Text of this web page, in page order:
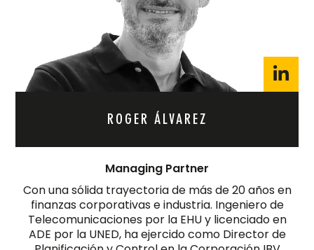
ROGER ÁLVAREZ
Managing Partner
Con una sólida trayectoria de más de 20 años en
finanzas corporativas e industria. Ingeniero de
Telecomunicaciones por la EHU y licenciado en
ADE por la UNED, ha ejercido como Director de